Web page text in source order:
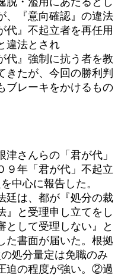
、『意向確認』の違法
代』不起立者を再任用
違法とされ
代』強制に抗う者を教
きたが、今回の勝利判
ブレーキをかけるもの
さんらの「君が代」
９年「君が代」不起立
中心に報告した。
廷は、都が『処分の裁
』と受理申し立てをし
として受理しない』と
た書面が届いた。根拠
処分量定は免職のみ
迫の程度が強い。②過